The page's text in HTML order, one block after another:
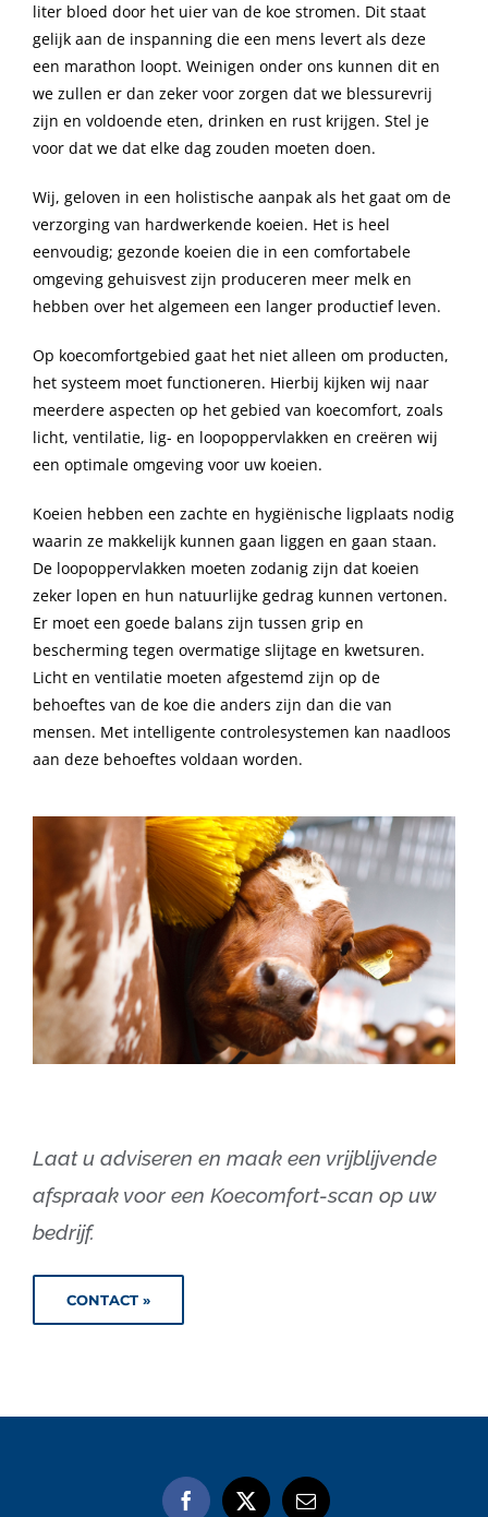
liter bloed door het uier van de koe stromen. Dit staat
gelijk aan de inspanning die een mens levert als deze
een marathon loopt. Weinigen onder ons kunnen dit en
we zullen er dan zeker voor zorgen dat we blessurevrij
zijn en voldoende eten, drinken en rust krijgen. Stel je
voor dat we dat elke dag zouden moeten doen.
Wij, geloven in een holistische aanpak als het gaat om de
verzorging van hardwerkende koeien. Het is heel
eenvoudig; gezonde koeien die in een comfortabele
omgeving gehuisvest zijn produceren meer melk en
hebben over het algemeen een langer productief leven.
Op koecomfortgebied gaat het niet alleen om producten,
het systeem moet functioneren. Hierbij kijken wij naar
meerdere aspecten op het gebied van koecomfort, zoals
licht, ventilatie, lig- en loopoppervlakken en creëren wij
een optimale omgeving voor uw koeien.
Koeien hebben een zachte en hygiënische ligplaats nodig
waarin ze makkelijk kunnen gaan liggen en gaan staan.
De loopoppervlakken moeten zodanig zijn dat koeien
zeker lopen en hun natuurlijke gedrag kunnen vertonen.
Er moet een goede balans zijn tussen grip en
bescherming tegen overmatige slijtage en kwetsuren.
Licht en ventilatie moeten afgestemd zijn op de
behoeftes van de koe die anders zijn dan die van
mensen. Met intelligente controlesystemen kan naadloos
aan deze behoeftes voldaan worden.
Laat u adviseren en maak een vrijblijvende
afspraak voor een Koecomfort-scan op uw
bedrijf.
CONTACT »